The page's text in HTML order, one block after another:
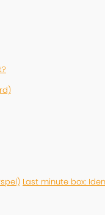
Last minute box: